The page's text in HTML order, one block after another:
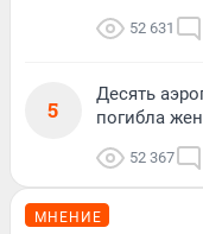
52 631
5
Десять
погибла
52 367
МНЕНИЕ